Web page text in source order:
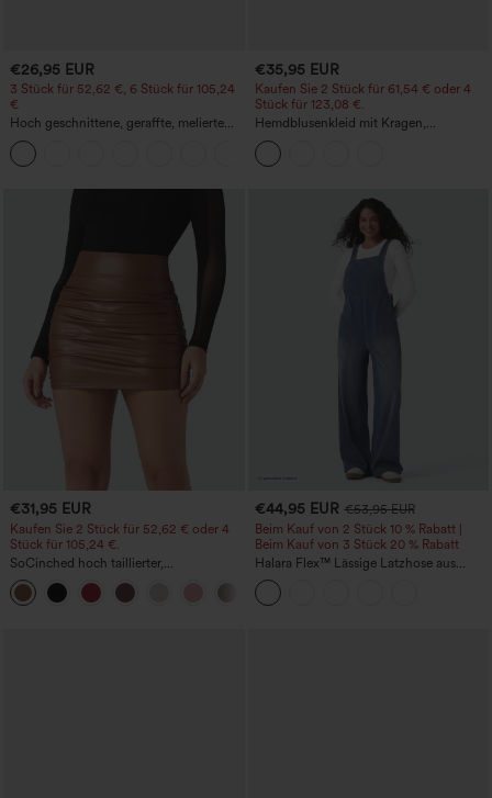
€26,95 EUR
3 Stück für 52,62 €, 6 Stück für 105,24
€
Hoch geschnittene, geraffte, melierte
Yoga-Pedal-Pusher-Joggers mit
Taschen
€35,95 EUR
Kaufen Sie 2 Stück für 61,54 € oder 4
Stück für 123,08 €.
Hemdblusenkleid mit Kragen,
Kappenärmeln, Taillengürtel,
geschwungenem Schlitzsaum, Midi-
Länge und Taschen
€31,95 EUR
Kaufen Sie 2 Stück für 52,62 € oder 4
Stück für 105,24 €.
SoCinched hoch taillierter,
bauchformender, geraffter Mini-
Bodycon-Rock mit geschwungenem
Saum, 2-in-1 Fleece/PU
€44,95 EUR €53,95 EUR
Beim Kauf von 2 Stück 10 % Rabatt |
Beim Kauf von 3 Stück 20 % Rabatt
Halara Flex™ Lässige Latzhose aus
gewaschenem Denim mit
quadratischem Ausschnitt und Taschen